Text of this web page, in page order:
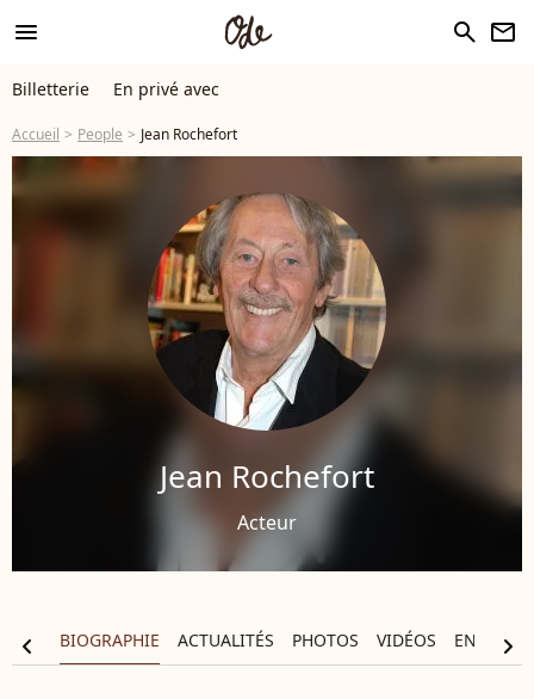
menu search newsletter
Billetterie En privé avec
Accueil People Jean Rochefort
Jean Rochefort
Acteur
BIOGRAPHIE ACTUALITÉS PHOTOS VIDÉOS
chevron_left chevron_right